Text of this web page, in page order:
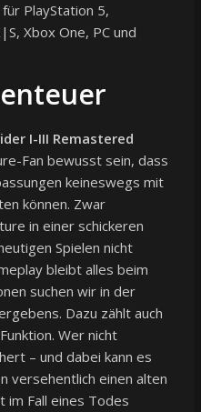
PlayStation 5,
Xbox One, PC und
I-III Remastered
Fan bewusst sein, dass
keineswegs mit
können. Zwar
in einer schickeren
Spielen nicht
bleibt alles beim
suchen wir in der
Dazu zählt auch
Wer nicht
– und dabei kann es
versehentlich einen alten
im Fall eines Todes